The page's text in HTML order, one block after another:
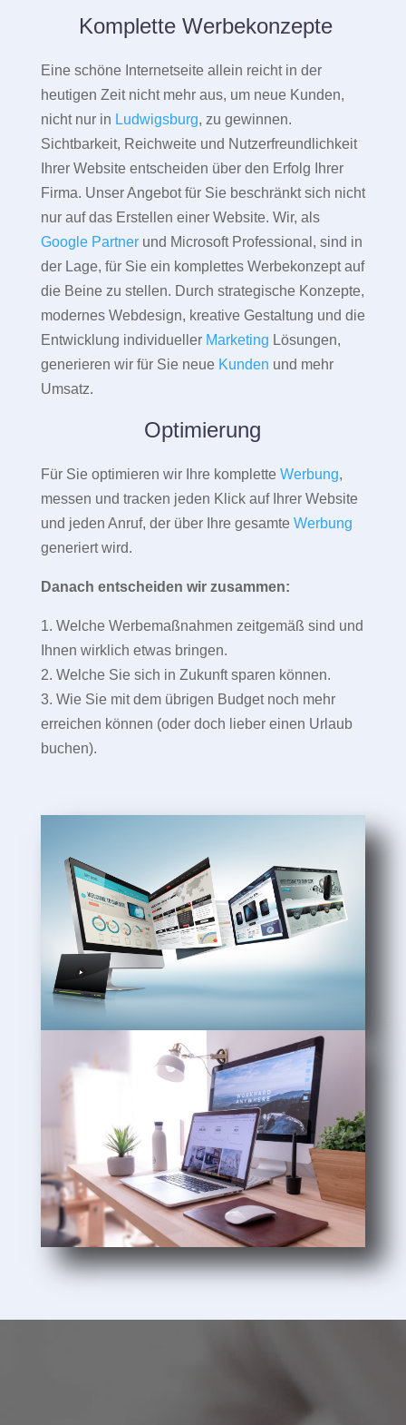
Komplette Werbekonzepte
Eine schöne Internetseite allein reicht in der
heutigen Zeit nicht mehr aus, um neue Kunden,
nicht nur in Ludwigsburg, zu gewinnen.
Sichtbarkeit, Reichweite und Nutzerfreundlichkeit
Ihrer Website entscheiden über den Erfolg Ihrer
Firma. Unser Angebot für Sie beschränkt sich nicht
nur auf das Erstellen einer Website. Wir, als
Google Partnerund Microsoft Professional, sind in
der Lage, für Sie ein komplettes Werbekonzept auf
die Beine zu stellen. Durch strategische Konzepte,
modernes Webdesign, kreative Gestaltung und die
Entwicklung individueller Marketing Lösungen,
generieren wir für Sie neue Kunden und mehr
Umsatz.
Optimierung
Für Sie optimieren wir Ihre komplette Werbung,
messen und tracken jeden Klick auf Ihrer Website
und jeden Anruf, der über Ihre gesamte Werbung
generiert wird.
Danach entscheiden wir zusammen:
1. Welche Werbemaßnahmen zeitgemäß sind und
Ihnen wirklich etwas bringen.
2. Welche Sie sich in Zukunft sparen können.
3. Wie Sie mit dem übrigen Budget noch mehr
erreichen können (oder doch lieber einen Urlaub
buchen).